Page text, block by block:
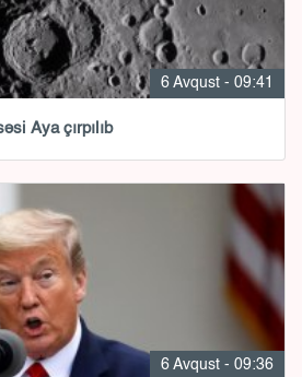
6 Avqust - 09:41
Aya çırpılıb
6 Avqust - 09:36